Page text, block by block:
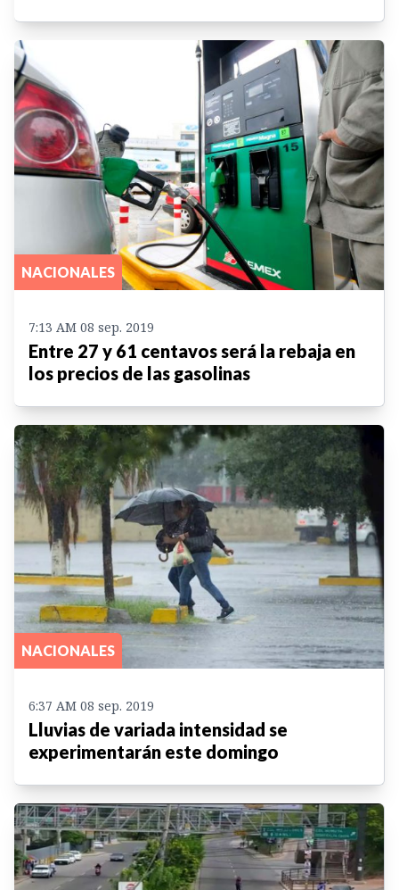
NACIONALES
7:13 AM 08 sep. 2019
Entre 27 y 61 centavos será la rebaja en
los precios de las gasolinas
NACIONALES
6:37 AM 08 sep. 2019
Lluvias de variada intensidad se
experimentarán este domingo